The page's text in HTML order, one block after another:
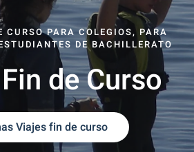
CURSO PARA COLEGIOS, PARA
DE BACHILLERATO
de Curso
Viajes fin de curso